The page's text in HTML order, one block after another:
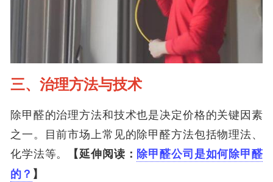
三、治理方法与技术
除甲醛的治理方法和技术也是决定价格的关键因素
之一。目前市场上常见的除甲醛方法包括物理法、
化学法等。
【延伸阅读： 除甲醛公司是如何除甲醛
的？ 】